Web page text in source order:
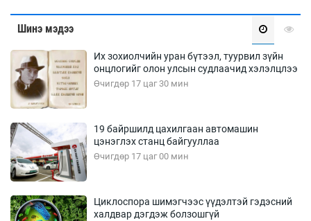
Шинэ мэдээ
Их зохиолчийн уран бүтээл, туурвил зүйн
онцлогийг олон улсын судлаачид хэлэлцлээ
Өчигдөр 17 цаг 30 мин
19 байршилд цахилгаан автомашин
цэнэглэх станц байгууллаа
Өчигдөр 17 цаг 00 мин
Циклоспора шимэгчээс үүдэлтэй гэдэсний
халдвар дэгдэж болзошгүй